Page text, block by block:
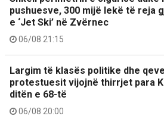
pushuesve, 300 mijë lekë të reja
e ‘Jet Ski’ në Zvërnec
06/08 21:15
Largim të klasës politike dhe
protestuesit vijojnë thirrjet para
ditën e 68-të
06/08 20:00